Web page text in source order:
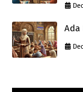
Ada